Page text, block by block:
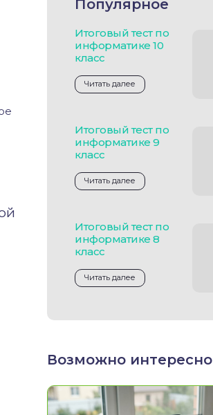
Популярное
Итоговый тест по
информатике 10
класс
Читать далее
Итоговый тест по
информатике 9
класс
Читать далее
Итоговый тест по
информатике 8
класс
Читать далее
Возможно интересно